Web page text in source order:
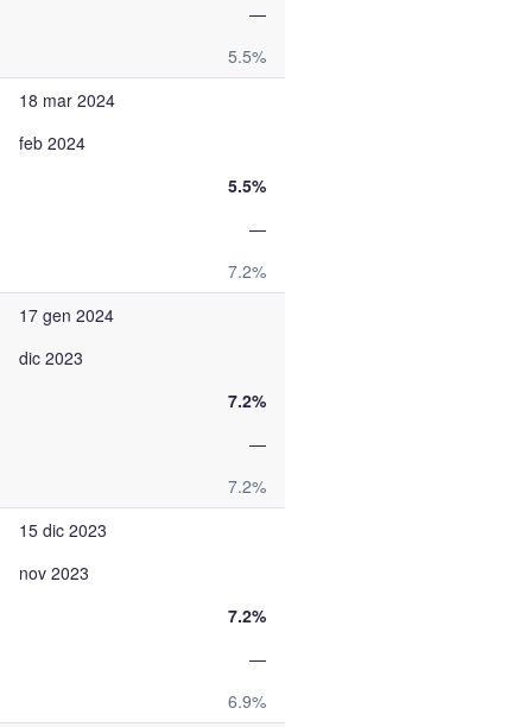
—
5.5%
18 mar 2024
feb 2024
5.5%
—
7.2%
17 gen 2024
dic 2023
7.2%
—
7.2%
15 dic 2023
nov 2023
7.2%
—
6.9%